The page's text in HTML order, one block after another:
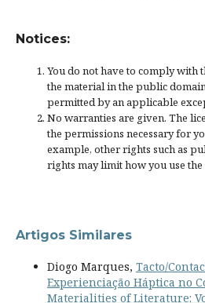
Notices:
You do not have to comply with
the material in the public
permitted by an applicable
No warranties are given. The
the permissions necessary for
example, other rights such as
rights may limit how you use
Artigos Similares
Diogo Marques, Tacto/
Experienciação Háptica no
Materialities of Literature: